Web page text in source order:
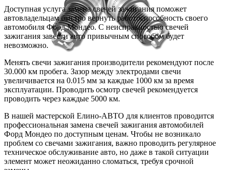
Доступная услуга замена свечей зажигания поможет
автовладельцам быстро вернуть работоспособность своего
автомобиля Форд Мондео. С неисправностью свечей
зажигания завести авто привычным способом будет
невозможно.
Менять свечи зажигания производители рекомендуют после
30.000 км пробега. Зазор между электродами свечи
увеличивается на 0.015 мм за каждые 1000 км за время
эксплуатации. Проводить осмотр свечей рекомендуется
проводить через каждые 5000 км.
В нашей мастерской Елино-АВТО для клиентов проводится
профессиональная замена свечей зажигания автомобилей
Форд Мондео по доступным ценам. Чтобы не возникало
проблем со свечами зажигания, важно проводить регулярное
техническое обслуживание авто, но даже в такой ситуации
элемент может неожиданно сломаться, требуя срочной